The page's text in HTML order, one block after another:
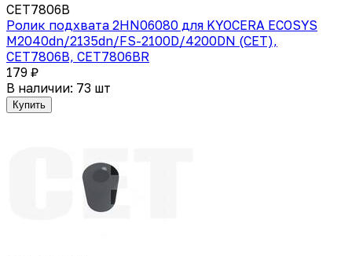
CET7806B
Ролик подхвата 2HN06080 для KYOCERA ECOSYS
M2040dn/2135dn/FS-2100D/4200DN (CET),
CET7806B, CET7806BR
179 ₽
В наличии: 73 шт
Купить